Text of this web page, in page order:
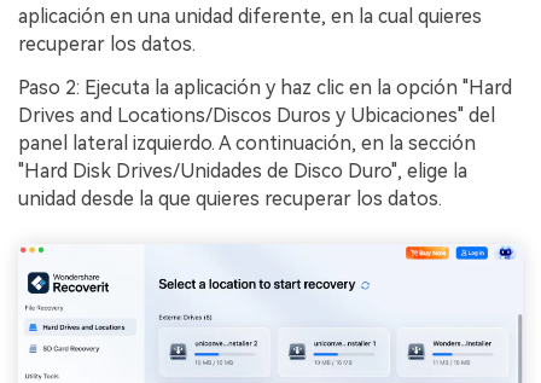
aplicación en una unidad diferente, en la cual quieres
recuperar los datos.󠀲󠀡󠀩󠀣󠀡󠀣󠀠󠀥󠀤󠀳
Paso 2: Ejecuta la aplicación y haz clic en la opción "Hard
Drives and Locations/Discos Duros y Ubicaciones" del
panel lateral izquierdo.󠀲󠀡󠀩󠀣󠀡󠀣󠀠󠀥󠀥󠀳󠀰 A continuación, en la sección
"Hard Disk Drives/Unidades de Disco Duro", elige la
unidad desde la que quieres recuperar los datos.󠀲󠀡󠀩󠀣󠀡󠀣󠀠󠀥󠀦